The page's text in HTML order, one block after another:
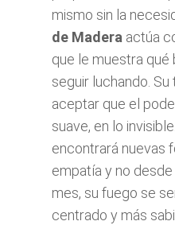
mismo sin la
de Madera actúa
que le muestra qué
seguir luchando.
aceptar que el
suave, en lo
encontrará nuevas
empatía y no desde
mes, su fuego se
centrado y más